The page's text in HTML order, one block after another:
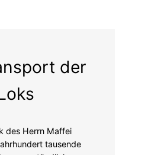
umständlich vom
durch die
sie zusammengesetzt
gingen.